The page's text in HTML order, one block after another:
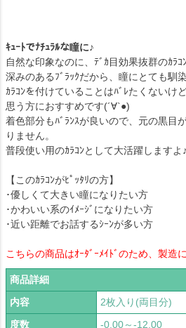
ｷｭｰﾄでﾅﾁｭﾗﾙな瞳に♪
自然な印象なのに、ﾃﾞｶ目効果抜群のｶﾗｺﾝ
深みのあるﾌﾞﾗｯｸだから、瞳にとても馴
ｶﾗｺﾝを付けていることはﾊﾞﾚたくないけ
思う方におすすめです(´∀`●)
着色部分もﾊﾞﾗﾝｽが良いので、元の黒目
りません。
普段使い用のｶﾗｺﾝとして大活躍しますよ♪
【このｶﾗｺﾝがﾋﾟｯﾀﾘの方】
･優しくて大きい瞳になりたい方
･かわいい系のｲﾒｰｼﾞになりたい方
･近い距離でお話するｼｰﾝが多い方
こちらの商品はｵｰﾀﾞｰﾒｲﾄﾞのため、製造
商品詳細
内容
2枚入り(両目分)
度数
-0.00～-12.00